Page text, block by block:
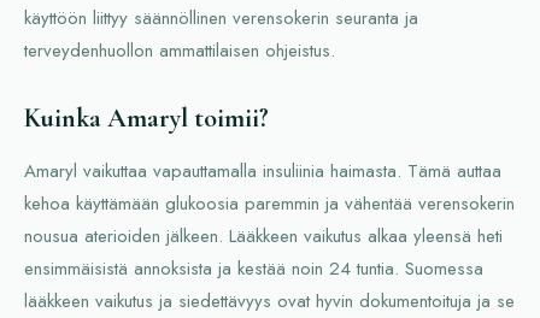
käyttöön liittyy säännöllinen verensokerin seuranta ja
terveydenhuollon ammattilaisen ohjeistus.
Kuinka Amaryl toimii?
Amaryl vaikuttaa vapauttamalla insuliinia haimasta. Tämä auttaa
kehoa käyttämään glukoosia paremmin ja vähentää verensokerin
nousua aterioiden jälkeen. Lääkkeen vaikutus alkaa yleensä heti
ensimmäisistä annoksista ja kestää noin 24 tuntia. Suomessa
lääkkeen vaikutus ja siedettävyys ovat hyvin dokumentoituja ja se